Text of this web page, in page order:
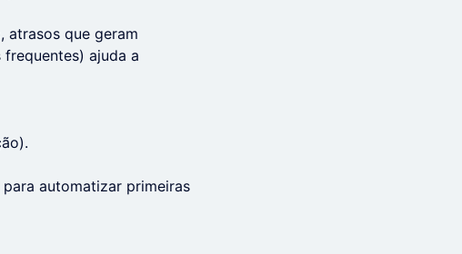
atrasos que geram
ajuda a
automatizar primeiras